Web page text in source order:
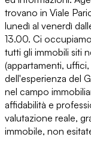
trovano in Viale
lunedì al venerdì
13.00. Ci
tutti gli immobili siti
(appartamenti,
dell'esperienza del
nel campo
affidabilità e
valutazione reale,
immobile, non